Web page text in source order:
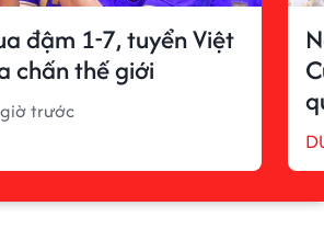
đậm 1-7, tuyển Việt
chấn thế giới
trước